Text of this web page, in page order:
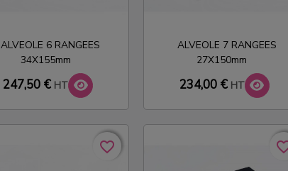
ALVEOLE 6 RANGEES
34X155mm
247,50 € HT
ALVEOLE 7 RANGEES
27X150mm
234,00 € HT
favorite_border
favorite_border